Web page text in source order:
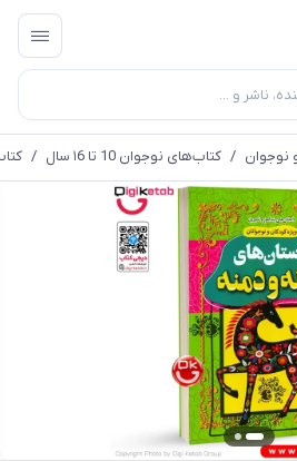
نوجوان / کتاب‌های نوجوان 10 تا ۱6 سال /